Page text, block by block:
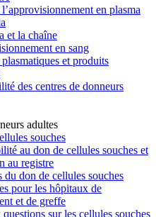
en plasma
et la chaîne
en sang
et produits
des centres de donneurs
adultes
souches
au don de cellules souches et
au registre
du don de cellules souches
pour les hôpitaux de
et de greffe
sur les cellules souches